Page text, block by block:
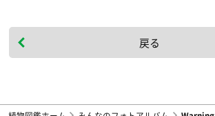
戻る